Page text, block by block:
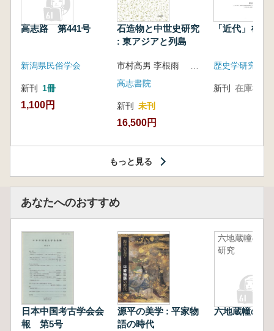
高志路 第441号
新潟県民俗学会
新刊 1冊
1,100円
石造物と中世史研究
: 東アジアと列島
高志書院
新刊 未刊
16,500円
「近代」を問
歴史学研究会
新刊 在庫なし
もっと見る
あなたへのおすすめ
日本中国考古学会会
報 第5号
源平の美学 : 平家物
語の時代
六地蔵幢の
研究
六地蔵幢の研